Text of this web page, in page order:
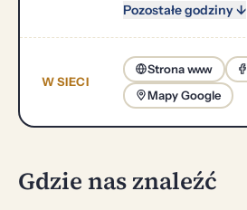
Pozostałe godziny ↓
W SIECI
Strona www
Mapy Google
Gdzie nas znaleźć